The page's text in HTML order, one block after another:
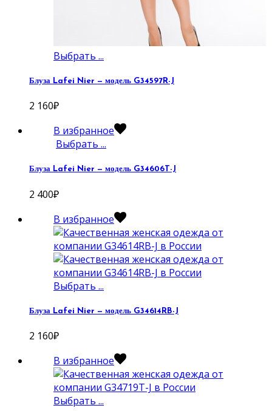
Выбрать ...
Блуза Lafei Nier — модель G34597R-J
2 160₽
В избранное
Выбрать ...
Блуза Lafei Nier — модель G34606T-J
2 400₽
В избранное
Выбрать ...
Блуза Lafei Nier — модель G34614RB-J
2 160₽
В избранное
Выбрать ...